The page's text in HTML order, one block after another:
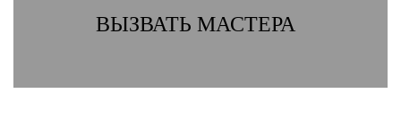
ВЫЗВАТЬ МАСТЕРА